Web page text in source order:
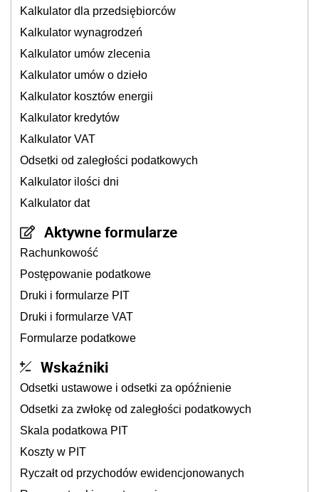
Kalkulator dla przedsiębiorców
Kalkulator wynagrodzeń
Kalkulator umów zlecenia
Kalkulator umów o dzieło
Kalkulator kosztów energii
Kalkulator kredytów
Kalkulator VAT
Odsetki od zaległości podatkowych
Kalkulator ilości dni
Kalkulator dat
Aktywne formularze
Rachunkowość
Postępowanie podatkowe
Druki i formularze PIT
Druki i formularze VAT
Formularze podatkowe
Wskaźniki
Odsetki ustawowe i odsetki za opóźnienie
Odsetki za zwłokę od zaległości podatkowych
Skala podatkowa PIT
Koszty w PIT
Ryczałt od przychodów ewidencjonowanych